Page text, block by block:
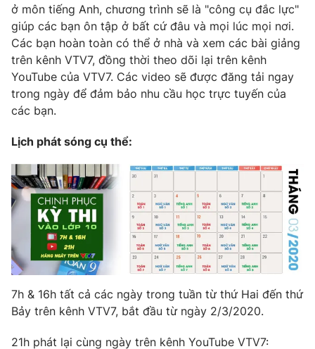
ở môn tiếng Anh, chương trình sẽ là "công cụ đắc lực"
giúp các bạn ôn tập ở bất cứ đâu và mọi lúc mọi nơi.
Các bạn hoàn toàn có thể ở nhà và xem các bài giảng
trên kênh VTV7, đồng thời theo dõi lại trên kênh
YouTube của VTV7. Các video sẽ được đăng tải ngay
trong ngày để đảm bảo nhu cầu học trực tuyến của
các bạn.
Lịch phát sóng cụ thể:
7h & 16h tất cả các ngày trong tuần từ thứ Hai đến thứ
Bảy trên kênh VTV7, bắt đầu từ ngày 2/3/2020.
21h phát lại cùng ngày trên kênh YouTube VTV7: